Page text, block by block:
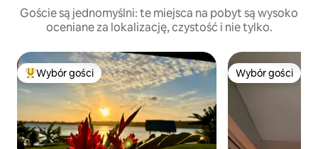
Goście są jednomyślni: te miejsca na pobyt są wysoko
oceniane za lokalizację, czystość i nie tylko.
Najpopularniejsze z kategorii Wybór gości
Wybór gości Wybór gości
Wybór gości